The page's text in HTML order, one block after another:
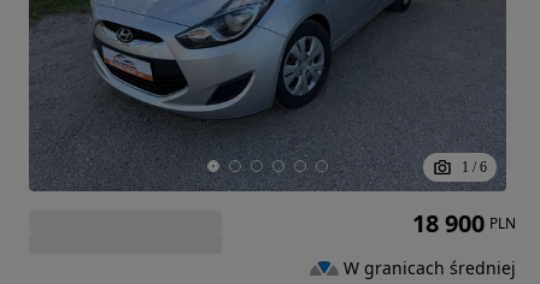
1 / 6
18 900 PLN
W granicach średniej